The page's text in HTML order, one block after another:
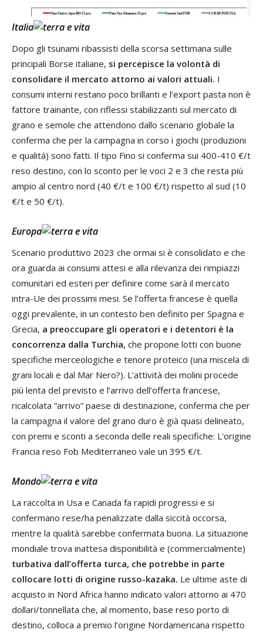
Italia
Dopo gli tsunami ribassisti della scorsa settimana sulle
principali Borse italiane, si percepisce la volontà di
consolidare il mercato attorno ai valori attuali. I
consumi interni restano poco brillanti e l’export pasta non è
fattore trainante, con riflessi stabilizzanti sul mercato di
grano e semole che attendono dallo scenario globale la
conferma che per la campagna in corso i giochi (produzioni
e qualità) sono fatti. Il tipo Fino si conferma sui 400-410 €/t
reso destino, con lo sconto per le voci 2 e 3 che resta più
ampio al centro nord (40 €/t e 100 €/t) rispetto al sud (10
€/t e 50 €/t).
Europa
Scenario produttivo 2023 che ormai si è consolidato e che
ora guarda ai consumi attesi e alla rilevanza dei rimpiazzi
comunitari ed esteri per definire come sarà il mercato
intra-Ue dei prossimi mesi. Se l’offerta francese è quella
oggi prevalente, in un contesto ben definito per Spagna e
Grecia, a preoccupare gli operatori e i detentori è la
concorrenza dalla Turchia, che propone lotti con buone
specifiche merceologiche e tenore proteico (una miscela di
grani locali e dal Mar Nero?). L’attività dei molini procede
più lenta del previsto e l’arrivo dell’offerta francese,
ricalcolata “arrivo” paese di destinazione, conferma che per
la campagna il valore del grano duro è già quasi delineato,
con premi e sconti a seconda delle reali specifiche: L'origine
Francia reso Fob Mediterraneo vale un 395 €/t.
Mondo
La raccolta in Usa e Canada fa rapidi progressi e si
confermano rese/ha penalizzate dalla siccità occorsa,
mentre la qualità sarebbe confermata buona. La situazione
mondiale trova inattesa disponibilità e (commercialmente)
turbativa dall’offerta turca, che potrebbe in parte
collocare lotti di origine russo-kazaka. Le ultime aste di
acquisto in Nord Africa hanno indicato valori attorno ai 470
dollari/tonnellata che, al momento, base reso porto di
destino, colloca a premio l’origine Nordamericana rispetto